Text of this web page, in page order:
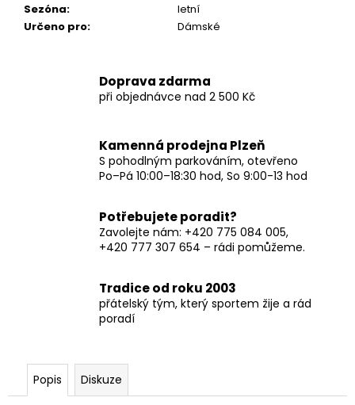
Sezóna:
letní
Určeno pro: Dámské
Doprava zdarma
při objednávce nad 2 500 Kč
Kamenná prodejna Plzeň
S pohodlným parkováním, otevřeno
Po–Pá 10:00–18:30 hod, So 9:00-13 hod
Potřebujete poradit?
Zavolejte nám: +420 775 084 005,
+420 777 307 654 – rádi pomůžeme.
Tradice od roku 2003
přátelský tým, který sportem žije a rád
poradí
Popis Diskuze